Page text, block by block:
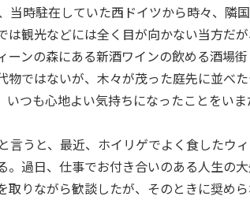
当時駐在していた西ドイツから時々、隣
観光などには全く目が向かない当方だが
ンの森にある新酒ワインの飲める酒場街
ではないが、木々が茂った庭先に並べ
つも心地よい気持ちになったことをいま
言うと、最近、ホイリゲでよく食したウ
。過日、仕事でお付き合いのある人生の
りながら歓談したが、そのときに奨め